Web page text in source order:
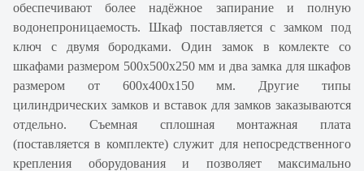
обеспечивают более надёжное запирание и полную
водонепроницаемость. Шкаф поставляется с замком под
ключ с двумя бородками. Один замок в комлекте со
шкафами размером 500х500х250 мм и два замка для шкафов
размером от 600х400х150 мм. Другие типы
цилиндрических замков и вставок для замков заказываются
отдельно. Съемная сплошная монтажная плата
(поставляется в комплекте) служит для непосредственного
крепления оборудования и позволяет максимально